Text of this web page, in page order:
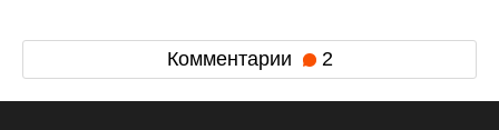
Комментарии 2